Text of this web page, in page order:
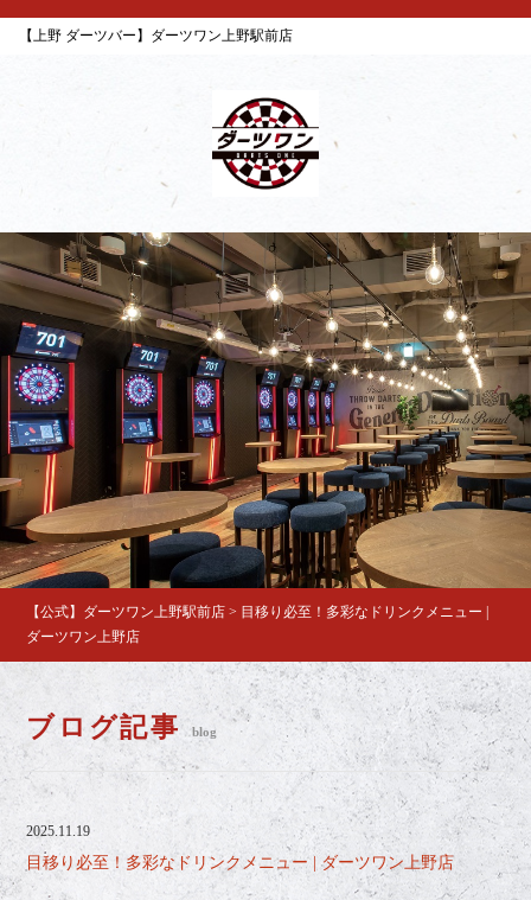
【上野 ダーツバー】ダーツワン上野駅前店
【公式】ダーツワン上野駅前店 > 目移り必至！多彩なドリンクメニュー |
ダーツワン上野店
ブログ記事 blog
2025.11.19
目移り必至！多彩なドリンクメニュー | ダーツワン上野店